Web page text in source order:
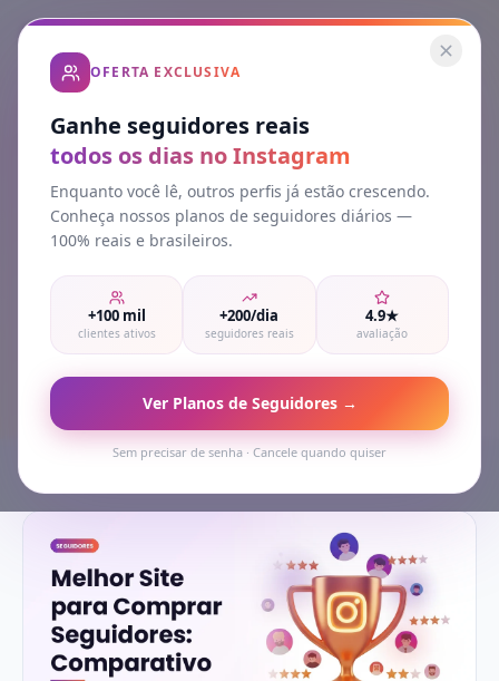
OFERTA EXCLUSIVA
Ganhe seguidores reais
todos os dias no Instagram
Enquanto você lê, outros perfis já estão crescendo.
Conheça nossos planos de seguidores diários —
100% reais e brasileiros.
+100 mil
clientes ativos
+200/dia
seguidores reais
4.9★
avaliação
Ver Planos de Seguidores →
Sem precisar de senha · Cancele quando quiser
Vendas
Melhor Site para Comprar Seguidores no Instagram
SEGUIDORES
Melhor Site para Comprar
Seguidores no Instagram:
Comparativo Real 2026
PorRafael Motta·03 de Abril de 2026·12 min de leitura